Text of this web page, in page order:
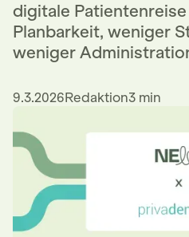
digitale
Planbarkeit, weniger
weniger
9.3.2026Redaktion3 min